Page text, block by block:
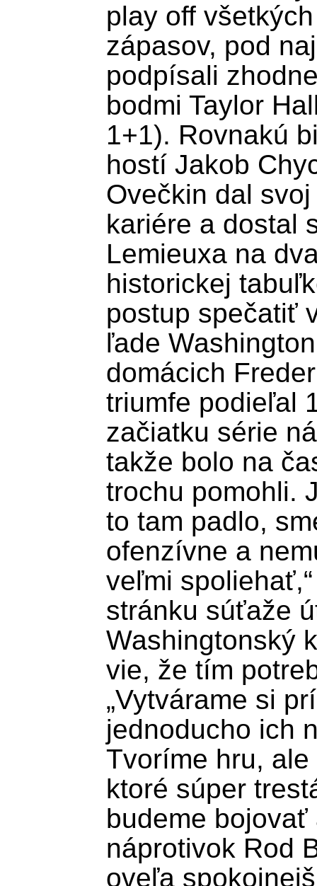
play off
zápasov, pod
podpísali
bodmi Taylor
1+1). Rovnakú
hostí Jakob
Ovečkin dal
kariére a dostal
Lemieuxa na
historickej
postup spečatiť
ľade
domácich
triumfe podieľal
začiatku série
takže bolo na
trochu pomohli.
to tam padlo,
ofenzívne a
veľmi
stránku súťaže
Washingtonský
vie, že tím
„Vytvárame si
jednoducho ich
Tvoríme hru,
ktoré súper
budeme bojovať
náprotivok Rod
oveľa